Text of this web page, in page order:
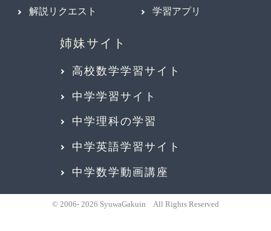
解説リクエスト 学習アプリ
高校数学学習サイト
中学学習サイト
中学理科の学習
中学英語学習サイト
中学数学動画講座
© 2006- 2026 SyuwaGakuin All Rights Reserved